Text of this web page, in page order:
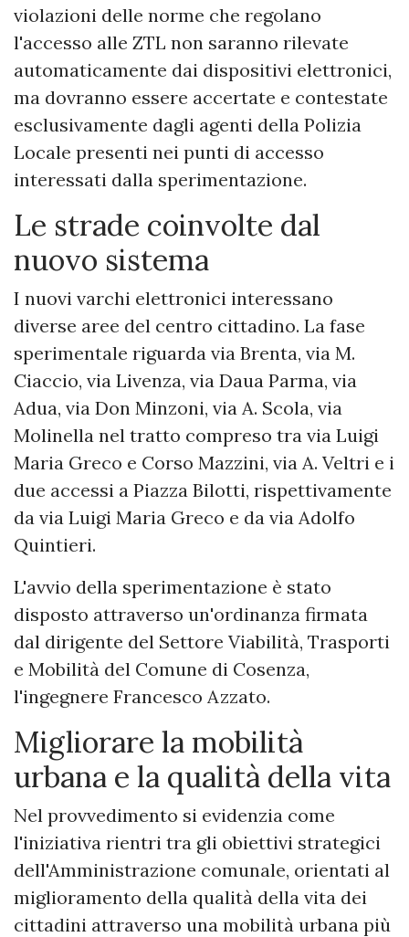
violazioni delle norme che regolano
l'accesso alle ZTL non saranno rilevate
automaticamente dai dispositivi elettronici,
ma dovranno essere accertate e contestate
esclusivamente dagli agenti della Polizia
Locale presenti nei punti di accesso
interessati dalla sperimentazione.
Le strade coinvolte dal
nuovo sistema
I nuovi varchi elettronici interessano
diverse aree del centro cittadino. La fase
sperimentale riguarda via Brenta, via M.
Ciaccio, via Livenza, via Daua Parma, via
Adua, via Don Minzoni, via A. Scola, via
Molinella nel tratto compreso tra via Luigi
Maria Greco e Corso Mazzini, via A. Veltri e i
due accessi a Piazza Bilotti, rispettivamente
da via Luigi Maria Greco e da via Adolfo
Quintieri.
L'avvio della sperimentazione è stato
disposto attraverso un'ordinanza firmata
dal dirigente del Settore Viabilità, Trasporti
e Mobilità del Comune di Cosenza,
l'ingegnere Francesco Azzato.
Migliorare la mobilità
urbana e la qualità della vita
Nel provvedimento si evidenzia come
l'iniziativa rientri tra gli obiettivi strategici
dell'Amministrazione comunale, orientati al
miglioramento della qualità della vita dei
cittadini attraverso una mobilità urbana più